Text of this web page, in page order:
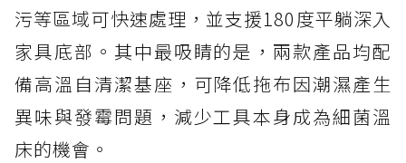
污等區域可快速處理，並支援180度平躺深入
家具底部。其中最吸睛的是，兩款產品均配
備高溫自清潔基座，可降低拖布因潮濕產生
異味與發霉問題，減少工具本身成為細菌溫
床的機會。